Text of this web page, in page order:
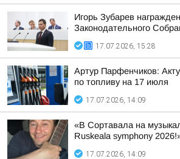
Игорь Зубарев
Законодательного
17.07.2026, 15:28
Артур Парфенчиков:
по топливу на 17 июля
17.07.2026, 14:09
«В Сортавала на
Ruskeala symphony
17.07.2026, 14:09